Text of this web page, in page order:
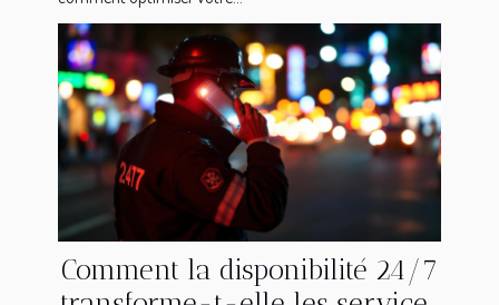
Comment la disponibilité 24/7